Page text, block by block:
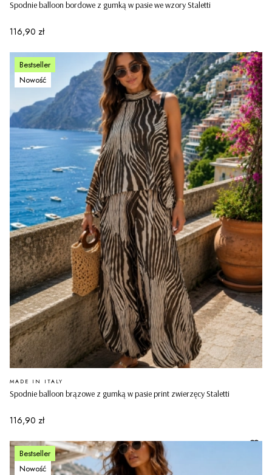
Spodnie balloon bordowe z gumką w pasie we wzory Staletti
Cena
116,90 zł
Bestseller
Nowość
Spodnie balloon brązowe z gumką w pasie print zwierzęcy Staletti
PRODUCENT
MADE IN ITALY
Cena
116,90 zł
Bestseller
Nowość